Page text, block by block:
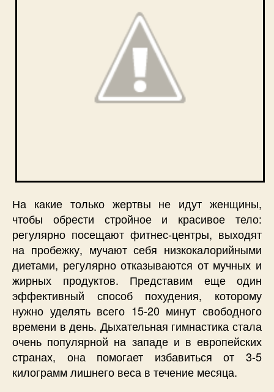
На какие только жертвы не идут женщины,
чтобы обрести стройное и красивое тело:
регулярно посещают фитнес-центры, выходят
на пробежку, мучают себя низкокалорийными
диетами, регулярно отказываются от мучных и
жирных продуктов. Представим еще один
эффективный способ похудения, которому
нужно уделять всего 15-20 минут свободного
времени в день. Дыхательная гимнастика стала
очень популярной на западе и в европейских
странах, она помогает избавиться от 3-5
килограмм лишнего веса в течение месяца.